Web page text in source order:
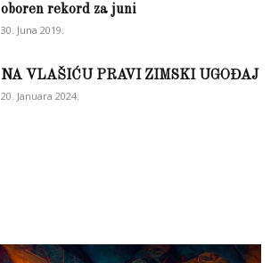
oboren rekord za juni
30. Juna 2019.
NA VLAŠIĆU PRAVI ZIMSKI UGOĐAJ
20. Januara 2024.